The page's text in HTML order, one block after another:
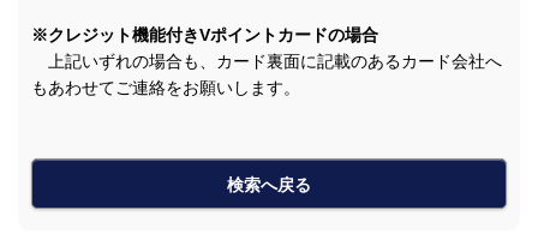
※クレジット機能付きVポイントカードの場合
上記いずれの場合も、カード裏面に記載のあるカード会社へ
もあわせてご連絡をお願いします。
検索へ戻る